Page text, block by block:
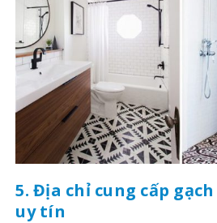
5. Địa chỉ cung cấp
uy tín